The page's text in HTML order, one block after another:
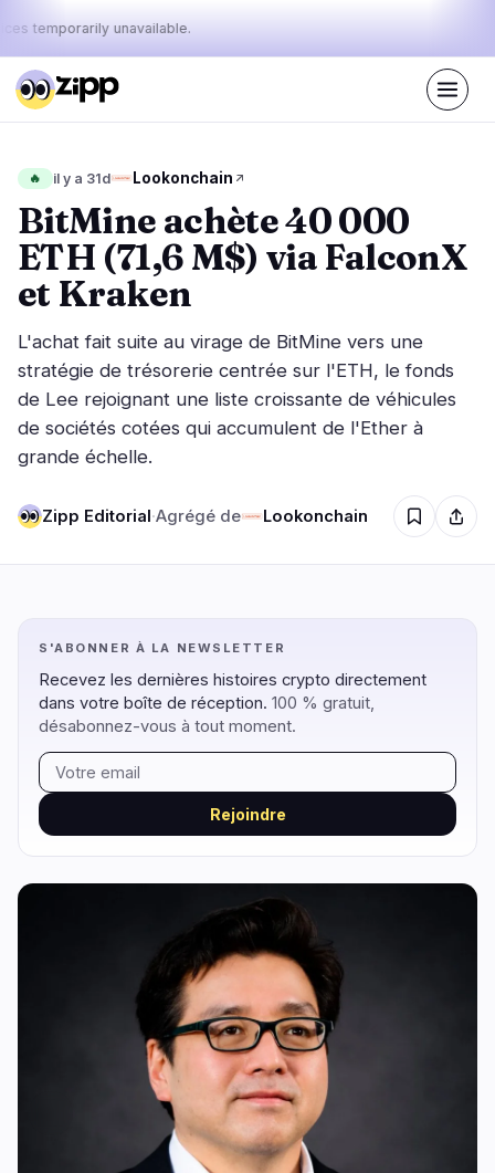
temporarily unavailable.
Le pouls
d'aujourd'hui
:
Actualités
Histoires en vedette 0
Classements
Marchés
Analyse de Marché 5
ETF 3
Macro
Gouvernement 6
Légal 0
Conformité 0
Fiscalité 1
Application 0
Exploits
Alertes 0
Confidentialité 0
0
0
Rendement 0
1
1
Technologie
Protocoles
Mises à Niveau
Mise à l'Échelle
IA
Minage
🔥 il y a 31d Lookonchain
BitMine achète 40 000
ETH (71,6 M$) via FalconX
et Kraken
L'achat fait suite au virage de BitMine vers une
stratégie de trésorerie centrée sur l'ETH, le fonds
de Lee rejoignant une liste croissante de véhicules
de sociétés cotées qui accumulent de l'Ether à
grande échelle.
Zipp Editorial·Agrégé de Lookonchain
S'ABONNER À LA NEWSLETTER
Recevez les dernières histoires crypto directement
dans votre boîte de réception. 100 % gratuit,
désabonnez-vous à tout moment.
Rejoindre